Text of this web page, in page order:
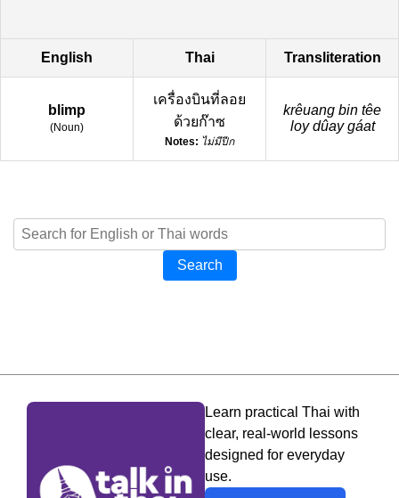
English Thai Transliteration
blimp
(Noun)
เครื่องบินที่ลอย
ด้วยก๊าซ
Notes: ไม่มีปีก
krêuang bin têe
loy dûay gáat
Search
Learn practical Thai with
clear, real-world lessons
designed for everyday
use.